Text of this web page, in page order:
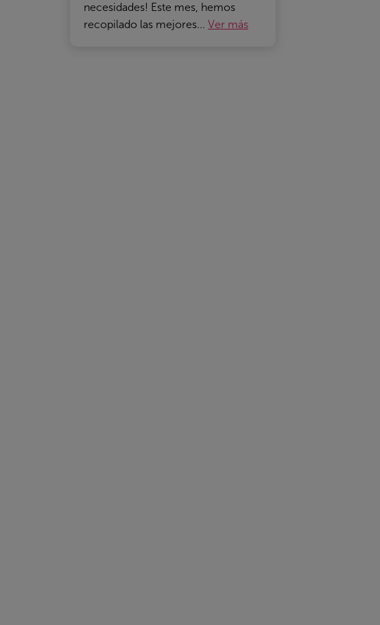
necesidades! Este mes, hemos
recopilado las mejores... Ver más